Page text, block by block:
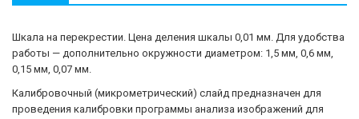
Шкала на перекрестии. Цена деления шкалы 0,01 мм. Для удобства
работы — дополнительно окружности диаметром: 1,5 мм, 0,6 мм,
0,15 мм, 0,07 мм.
Калибровочный (микрометрический) слайд предназначен для
проведения калибровки программы анализа изображений для